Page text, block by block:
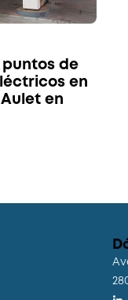
puntos de
en
en